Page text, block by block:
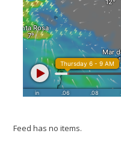
Feed has no items.